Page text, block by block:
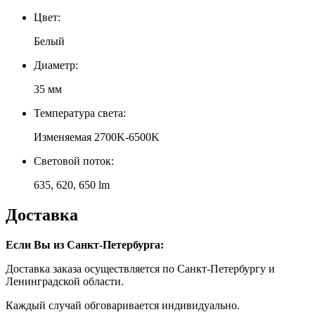
Цвет:
Белый
Диаметр:
35 мм
Температура света:
Изменяемая 2700K-6500K
Световой поток:
635, 620, 650 lm
Доставка
Если Вы из Санкт-Петербурга:
Доставка заказа осуществляется по Санкт-Петербургу и
Ленинградской области.
Каждый случай обговаривается индивидуально.